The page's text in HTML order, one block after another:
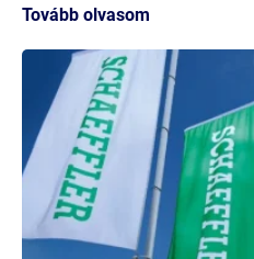
Tovább olvasom